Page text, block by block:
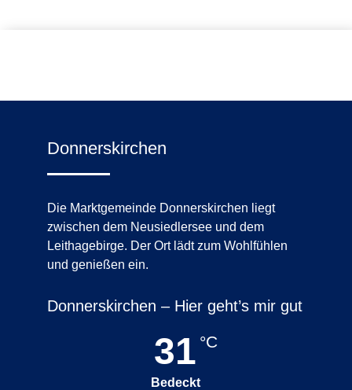
Donnerskirchen
Die Marktgemeinde Donnerskirchen liegt
zwischen dem Neusiedlersee und dem
Leithagebirge. Der Ort lädt zum Wohlfühlen
und genießen ein.
Donnerskirchen – Hier geht’s mir gut
31 °C
Bedeckt